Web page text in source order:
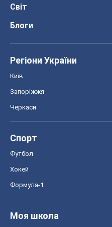
Світ
Блоги
Регіони України
Київ
Запоріжжя
Черкаси
Спорт
Футбол
Хокей
Формула-1
Моя школа